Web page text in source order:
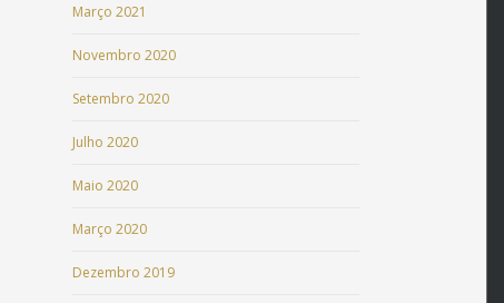
Março 2021
Novembro 2020
Setembro 2020
Julho 2020
Maio 2020
Março 2020
Dezembro 2019